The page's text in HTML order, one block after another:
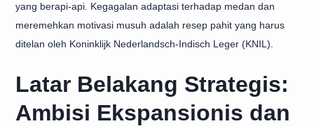
yang berapi-api. Kegagalan adaptasi terhadap medan dan
meremehkan motivasi musuh adalah resep pahit yang harus
ditelan oleh Koninklijk Nederlandsch-Indisch Leger (KNIL).
Latar Belakang Strategis:
Ambisi Ekspansionis dan